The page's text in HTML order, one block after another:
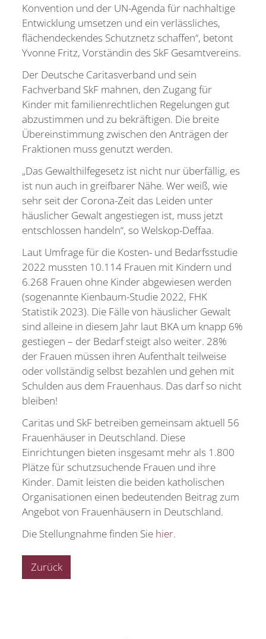
Konvention und der UN-Agenda für nachhaltige
Entwicklung umsetzen und ein verlässliches,
flächendeckendes Schutznetz schaffen“, betont
Yvonne Fritz, Vorständin des SkF Gesamtvereins.
Der Deutsche Caritasverband und sein
Fachverband SkF mahnen, den Zugang für
Kinder mit familienrechtlichen Regelungen gut
abzustimmen und zu bekräftigen. Die breite
Übereinstimmung zwischen den Anträgen der
Fraktionen muss genutzt werden.
„Das Gewalthilfegesetz ist nicht nur überfällig, es
ist nun auch in greifbarer Nähe. Wer weiß, wie
sehr seit der Corona-Zeit das Leiden unter
häuslicher Gewalt angestiegen ist, muss jetzt
entschlossen handeln“, so Welskop-Deffaa.
Laut Umfrage für die Kosten- und Bedarfsstudie
2022 mussten 10.114 Frauen mit Kindern und
6.268 Frauen ohne Kinder abgewiesen werden
(sogenannte Kienbaum-Studie 2022, FHK
Statistik 2023). Die Fälle von häuslicher Gewalt
sind alleine in diesem Jahr laut BKA um knapp 6%
gestiegen – der Bedarf steigt also weiter. 28%
der Frauen müssen ihren Aufenthalt teilweise
oder vollständig selbst bezahlen und gehen mit
Schulden aus dem Frauenhaus. Das darf so nicht
bleiben!
Caritas und SkF betreiben gemeinsam aktuell 56
Frauenhäuser in Deutschland. Diese
Einrichtungen bieten insgesamt mehr als 1.800
Plätze für schutzsuchende Frauen und ihre
Kinder. Damit leisten die beiden katholischen
Organisationen einen bedeutenden Beitrag zum
Angebot von Frauenhäusern in Deutschland.
Die Stellungnahme finden Sie hier.
Zurück